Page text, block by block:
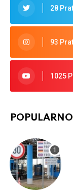
28
93
1025
POPULARNO